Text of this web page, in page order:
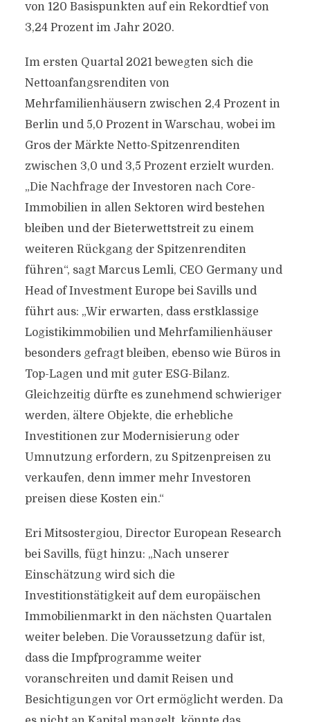
von 120 Basispunkten auf ein Rekordtief von
3,24 Prozent im Jahr 2020.
Im ersten Quartal 2021 bewegten sich die
Nettoanfangsrenditen von
Mehrfamilienhäusern zwischen 2,4 Prozent in
Berlin und 5,0 Prozent in Warschau, wobei im
Gros der Märkte Netto-Spitzenrenditen
zwischen 3,0 und 3,5 Prozent erzielt wurden.
„Die Nachfrage der Investoren nach Core-
Immobilien in allen Sektoren wird bestehen
bleiben und der Bieterwettstreit zu einem
weiteren Rückgang der Spitzenrenditen
führen“, sagt Marcus Lemli, CEO Germany und
Head of Investment Europe bei Savills und
führt aus: „Wir erwarten, dass erstklassige
Logistikimmobilien und Mehrfamilienhäuser
besonders gefragt bleiben, ebenso wie Büros in
Top-Lagen und mit guter ESG-Bilanz.
Gleichzeitig dürfte es zunehmend schwieriger
werden, ältere Objekte, die erhebliche
Investitionen zur Modernisierung oder
Umnutzung erfordern, zu Spitzenpreisen zu
verkaufen, denn immer mehr Investoren
preisen diese Kosten ein.“
Eri Mitsostergiou, Director European Research
bei Savills, fügt hinzu: „Nach unserer
Einschätzung wird sich die
Investitionstätigkeit auf dem europäischen
Immobilienmarkt in den nächsten Quartalen
weiter beleben. Die Voraussetzung dafür ist,
dass die Impfprogramme weiter
voranschreiten und damit Reisen und
Besichtigungen vor Ort ermöglicht werden. Da